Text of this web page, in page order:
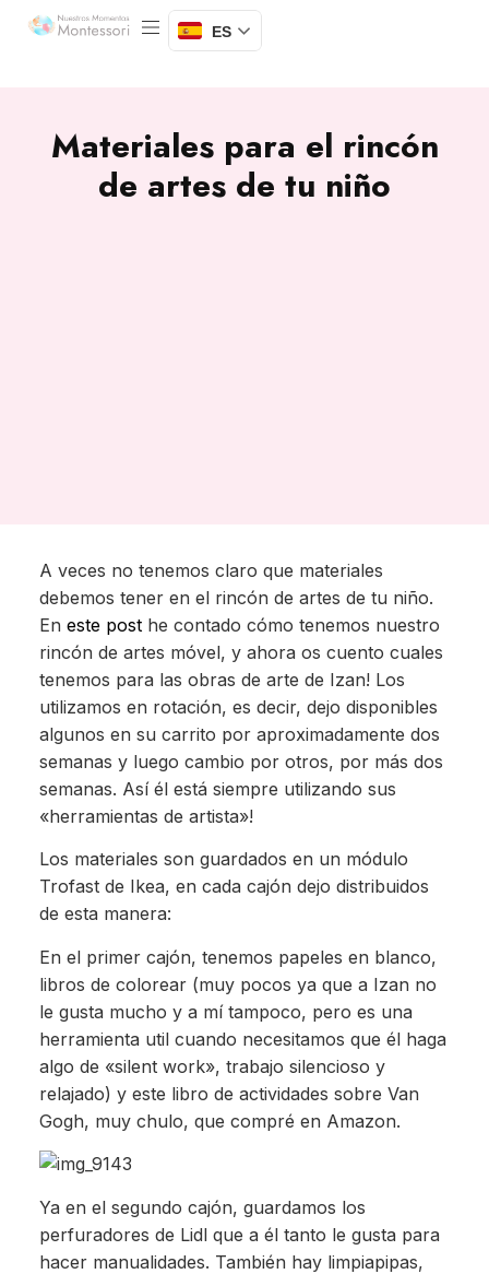
ES
Materiales para el rincón
de artes de tu niño
A veces no tenemos claro que materiales
debemos tener en el rincón de artes de tu niño.
En este posthe contado cómo tenemos nuestro
rincón de artes móvel, y ahora os cuento cuales
tenemos para las obras de arte de Izan! Los
utilizamos en rotación, es decir, dejo disponibles
algunos en su carrito por aproximadamente dos
semanas y luego cambio por otros, por más dos
semanas. Así él está siempre utilizando sus
«herramientas de artista»!
Los materiales son guardados en un módulo
Trofast de Ikea, en cada cajón dejo distribuidos
de esta manera:
En el primer cajón, tenemos papeles en blanco,
libros de colorear (muy pocos ya que a Izan no
le gusta mucho y a mí tampoco, pero es una
herramienta util cuando necesitamos que él haga
algo de «silent work», trabajo silencioso y
relajado) y este libro de actividades sobre Van
Gogh, muy chulo, que compré en Amazon.
Ya en el segundo cajón, guardamos los
perfuradores de Lidl que a él tanto le gusta para
hacer manualidades. También hay limpiapipas,